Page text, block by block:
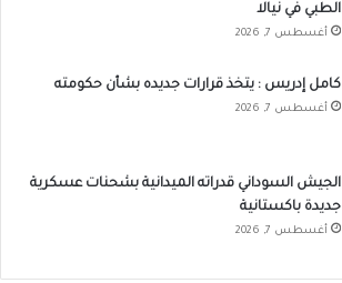
الطبي في نيالا
أغسطس 7, 2026
كامل إدريس : يتخذ قرارات جديده بشأن حكومته
أغسطس 7, 2026
الجيش السوداني قدراته الميدانية بشحنات عسكرية
جديدة باكستانية
أغسطس 7, 2026